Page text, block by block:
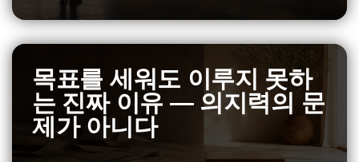
목표를 세워도 이루지 못하
는 진짜 이유 — 의지력의 문
제가 아니다